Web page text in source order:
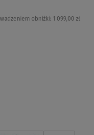
obniżki: 1 099,00 zł